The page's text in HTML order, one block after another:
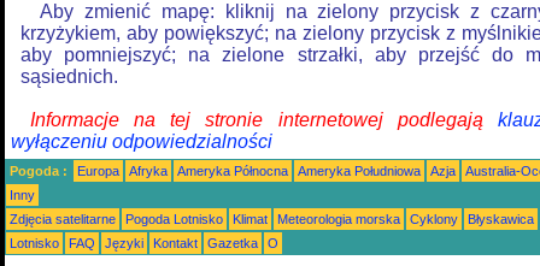
Aby zmienić mapę: kliknij na zielony przycisk z
krzyżykiem, aby powiększyć; na zielony przycisk z
aby pomniejszyć; na zielone strzałki, aby przejść do
sąsiednich.
Informacje na tej stronie internetowej podlegają
wyłączeniu odpowiedzialności
Pogoda : Europa Afryka Ameryka Północna Ameryka Południowa Azja
Australia-
Inny
Zdjęcia satelitarne
Pogoda Lotnisko Klimat Meteorologia morska Cyklony
Błyskawica
Lotnisko
FAQ Języki Kontakt Gazetka O